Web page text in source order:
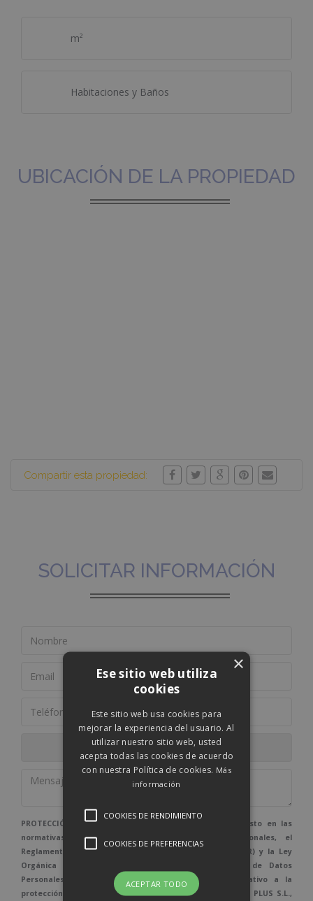
m²
Habitaciones y Baños
UBICACIÓN DE LA PROPIEDAD
Compartir esta propiedad:
SOLICITAR INFORMACIÓN
PROTECCIÓN DE DATOS: De conformidad con lo dispuesto en las
normativas vigentes en protección de datos personales, el
Reglamento (UE) 2016/679, de 27 de abril de 2016 (GDPR) y la Ley
Orgánica 3/2018, de 5 de diciembre de Protección de Datos
Personales y garantía de los derechos digitales relativo a la
protección de las personas físicas. Responsable: BALEAR PLUS S.L.,
×
Ese sitio web utiliza
cookies
Este sitio web usa cookies para
mejorar la experiencia del usuario. Al
utilizar nuestro sitio web, usted
acepta todas las cookies de acuerdo
con nuestra Política de cookies. Más
información
COOKIES DE RENDIMIENTO
COOKIES DE PREFERENCIAS
ACEPTAR TODO